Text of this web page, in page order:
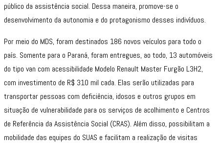
público da assistência social. Dessa maneira, promove-se o
desenvolvimento da autonomia e do protagonismo desses indivíduos.
Por meio do MDS, foram destinados 186 novos veículos para todo o
país. Somente para o Paraná, foram entregues, ao todo, 13 automóveis
do tipo van com acessibilidade Modelo Renault Master Furgão L3H2,
com investimento de R$ 310 mil cada. Elas serão utilizadas para
transportar pessoas com deficiência, idosos e outros grupos em
situação de vulnerabilidade para os serviços de acolhimento e Centros
de Referência da Assistência Social (CRAS). Além disso, possibilitam a
mobilidade das equipes do SUAS e facilitam a realização de visitas